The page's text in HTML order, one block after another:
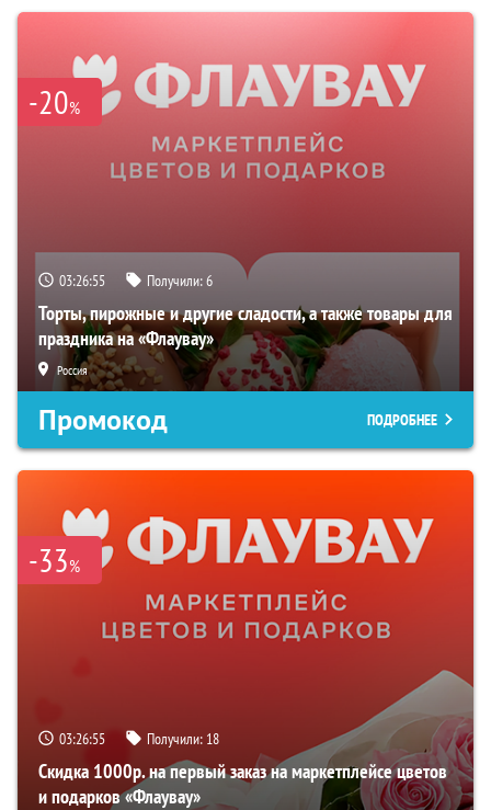
-20%
03:26:54 Получили:6
Торты, пирожные и другие сладости, а также товары для
праздника на «Флаувау»
Россия
Промокод ПОДРОБНЕЕ
-33%
03:26:54 Получили: 18
Скидка 1000р. на первый заказ на маркетплейсе цветов
и подарков «Флаувау»